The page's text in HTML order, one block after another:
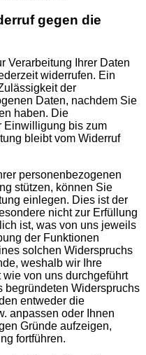
gegen die
Verarbeitung Ihrer Daten
widerrufen. Ein
der
Daten, nachdem Sie
haben. Die
Einwilligung bis zum
bleibt vom Widerruf
personenbezogenen
stützen, können Sie
einlegen. Dies ist der
nicht zur Erfüllung
ist, was von uns jeweils
der Funktionen
solchen Widerspruchs
weshalb wir Ihre
von uns durchgeführt
begründeten Widerspruchs
entweder die
anpassen oder Ihnen
Gründe aufzeigen,
fortführen.